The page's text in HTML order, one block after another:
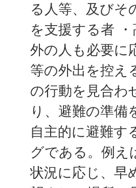
る人等、及びそ
を支援する者
外の人も必要に
等の外出を控え
の行動を見合わ
り、避難の準備
自主的に避難す
グである。例え
状況に応じ、早